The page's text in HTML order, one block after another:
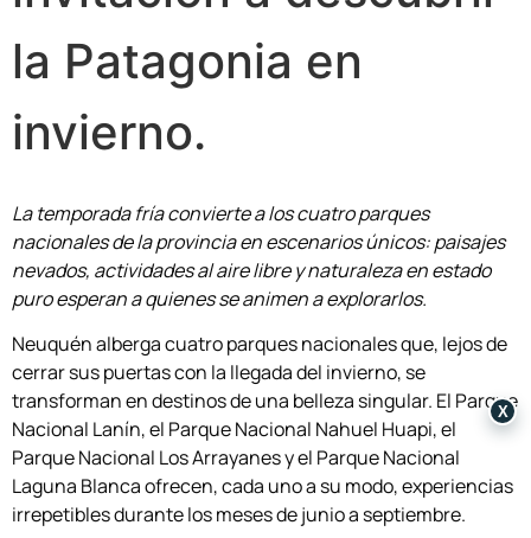
la Patagonia en
invierno.
La temporada fría convierte a los cuatro parques
nacionales de la provincia en escenarios únicos: paisajes
nevados, actividades al aire libre y naturaleza en estado
puro esperan a quienes se animen a explorarlos.
Neuquén alberga cuatro parques nacionales que, lejos de
cerrar sus puertas con la llegada del invierno, se
transforman en destinos de una belleza singular. El Parque
Nacional Lanín, el Parque Nacional Nahuel Huapi, el
Parque Nacional Los Arrayanes y el Parque Nacional
Laguna Blanca ofrecen, cada uno a su modo, experiencias
irrepetibles durante los meses de junio a septiembre.
X